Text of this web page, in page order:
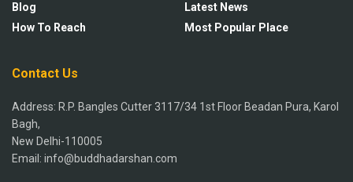
Blog
How To Reach
Latest News
Most Popular Place
Contact Us
Address: R.P. Bangles Cutter 3117/34 1st Floor Beadan Pura, Karol
Bagh,
New Delhi-110005
Email: info@buddhadarshan.com